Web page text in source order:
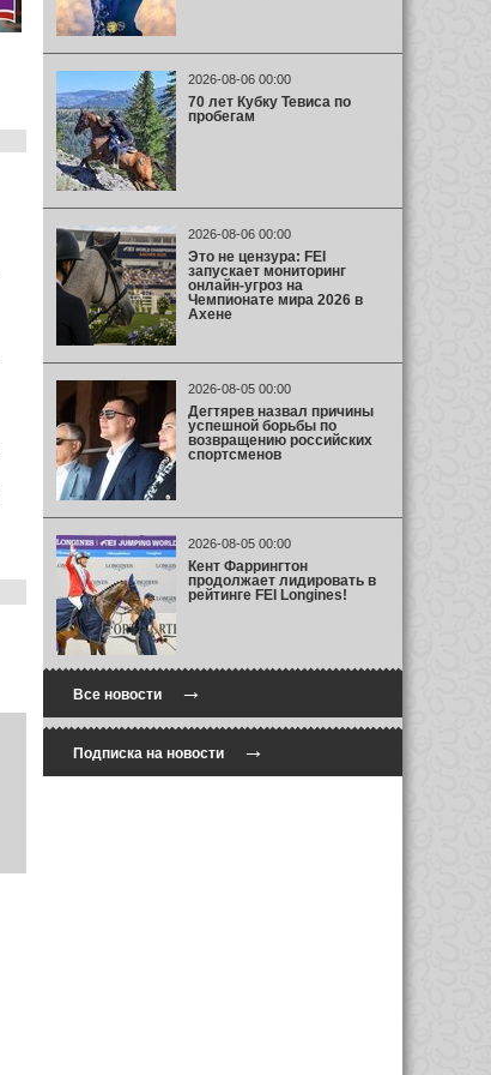
2026-08-06 00:00
70 лет Кубку Тевиса по
пробегам
2026-08-06 00:00
Это не цензура: FEI
запускает мониторинг
онлайн-угроз на
Чемпионате мира 2026 в
Ахене
2026-08-05 00:00
Дегтярев назвал причины
успешной борьбы по
возвращению российских
спортсменов
2026-08-05 00:00
Кент Фаррингтон
продолжает лидировать в
рейтинге FEI Longines!
Все новости→
Подписка на новости→